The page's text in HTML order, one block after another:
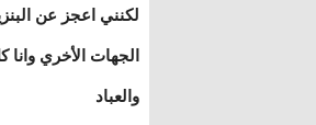
لكنني اعجز عن
الجهات الأخري
والعباد